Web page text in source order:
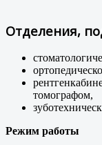
Отделения,
томографом,
Режим работы